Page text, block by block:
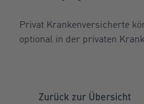
Privat Krankenversicherte
optional in der privaten
Zurück zur Übersicht